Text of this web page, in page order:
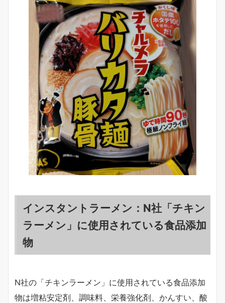
インスタントラーメン：N社「チキン
ラーメン」に使用されている食品添加
物
N社の「チキンラーメン」に使用されている食品添加
物は増粘安定剤、調味料、栄養強化剤、かんすい、酸